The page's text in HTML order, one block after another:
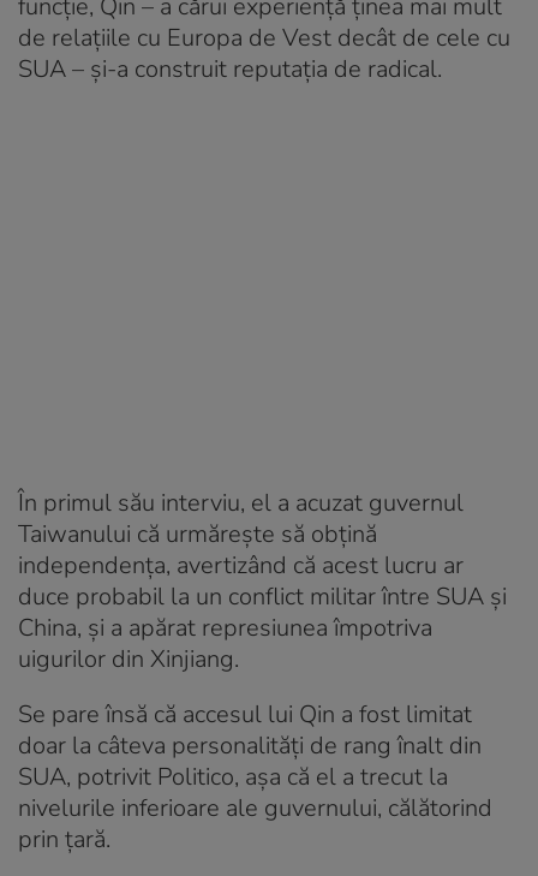
de relațiile cu Europa de Vest decât de cele cu
SUA – și-a construit reputația de radical.
În primul său interviu, el a acuzat guvernul
Taiwanului că urmărește să obțină
independența, avertizând că acest lucru ar
duce probabil la un conflict militar între SUA și
China, și a apărat represiunea împotriva
uigurilor din Xinjiang.
Se pare însă că accesul lui Qin a fost limitat
doar la câteva personalități de rang înalt din
SUA, potrivit Politico, așa că el a trecut la
nivelurile inferioare ale guvernului, călătorind
prin țară.